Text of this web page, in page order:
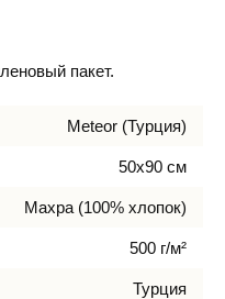
пакет.
Meteor (Турция)
50х90 см
Махра (100% хлопок)
500 г/м²
Турция